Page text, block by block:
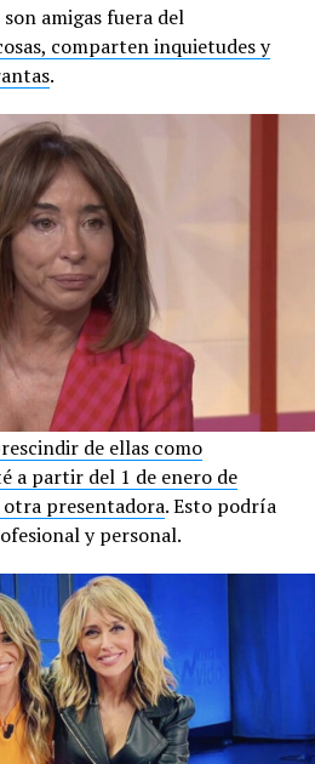
amigas fuera del
comparten inquietudes y
.
de ellas como
a partir del 1 de enero de
presentadora. Esto podría
y personal.